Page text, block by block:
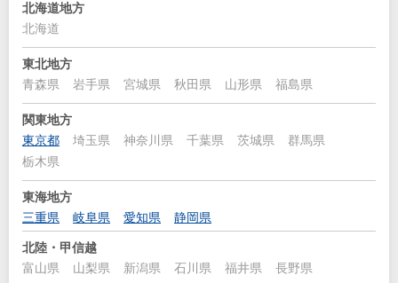
北海道地方
北海道
東北地方
青森県
岩手県 宮城県 秋田県 山形県 福島県
関東地方
東京都
埼玉県 神奈川県 千葉県 茨城県
群馬県
栃木県
東海地方
三重県
岐阜県 愛知県 静岡県
北陸・甲信越
富山県
山梨県 新潟県 石川県 福井県 長野県